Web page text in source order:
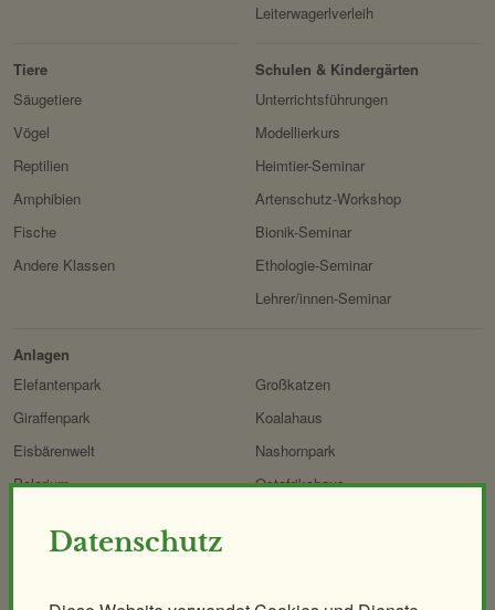
Datenschutz
Leiterwagerlverleih
Schulen & Kindergärten
Unterrichtsführungen
Modellierkurs
Heimtier-Seminar
Artenschutz-Workshop
Bionik-Seminar
Ethologie-Seminar
Lehrer/innen-Seminar
Tiere
Säugetiere
Vögel
Reptilien
Amphibien
Fische
Andere Klassen
Anlagen
Elefantenpark
Giraffenpark
Eisbärenwelt
Polarium
ORANG.erie
Großkatzen
Koalahaus
Nashornpark
Ostafrikahaus